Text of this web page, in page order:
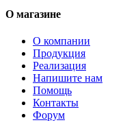
О магазине
О компании
Продукция
Реализация
Напишите нам
Помощь
Контакты
Форум